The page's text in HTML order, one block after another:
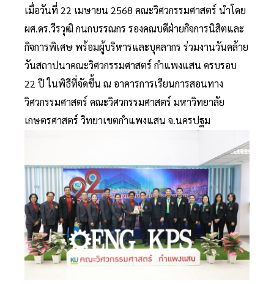
เมื่อวันที่ 22 เมษายน 2568 คณะวิศวกรรมศาสตร์ นำโดย
ผศ.ดร.วีรวุฒิ กนกบรรณกร รองคณบดีฝ่ายกิจการนิสิตและ
กิจการพิเศษ พร้อมผู้บริหารและบุคลากร ร่วมงานวันคล้าย
วันสถาปนาคณะวิศวกรรมศาสตร์ กำแพงแสน ครบรอบ
22 ปี ในพิธีที่จัดขึ้น ณ อาคารการเรียนการสอนทาง
วิศวกรรมศาสตร์ คณะวิศวกรรมศาสตร์ มหาวิทยาลัย
เกษตรศาสตร์ วิทยาเขตกำแพงแสน จ.นครปฐม